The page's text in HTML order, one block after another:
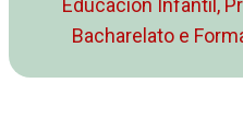
Educación Infantil,
Bacharelato e